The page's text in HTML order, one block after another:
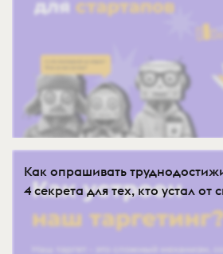
Как опрашивать
4 секрета для тех, кто устал от